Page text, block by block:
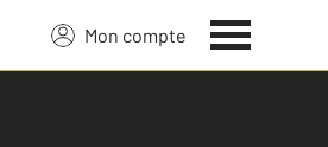
Mon compte